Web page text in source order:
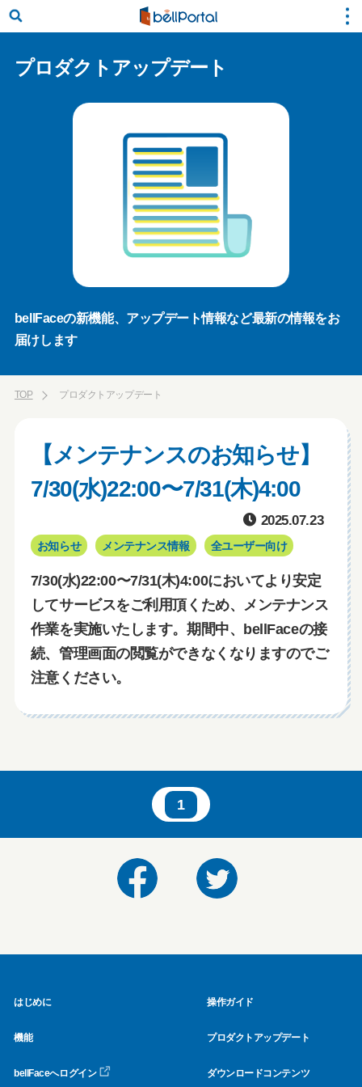
プロダクトアップデート
bellFaceの新機能、アップデート情報など最新の情報をお
届けします
TOP プロダクトアップデート
【メンテナンスのお知らせ】
7/30(水)22:00〜7/31(木)4:00
2025.07.23
お知らせ メンテナンス情報 全ユーザー向け
7/30(水)22:00〜7/31(木)4:00においてより安定
してサービスをご利用頂くため、メンテナンス
作業を実施いたします。期間中、bellFaceの接
続、管理画面の閲覧ができなくなりますのでご
注意ください。
1
はじめに 操作ガイド
機能 プロダクトアップデート
bellFaceへログイン ダウンロードコンテンツ